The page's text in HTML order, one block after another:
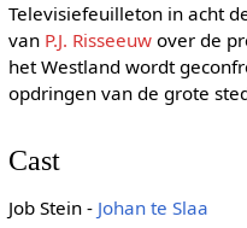
Televisiefeuilleton in acht
van P.J. Risseeuwover de
het Westland wordt
opdringen van de grote
Cast
Job Stein - Johan te Slaa